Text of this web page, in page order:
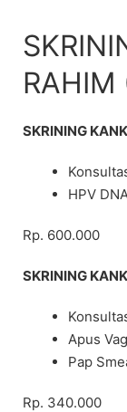
content
RAHIM
SKRINING
HPV
Rp. 600.000
SKRINING
Apus
Pap
Rp. 340.000